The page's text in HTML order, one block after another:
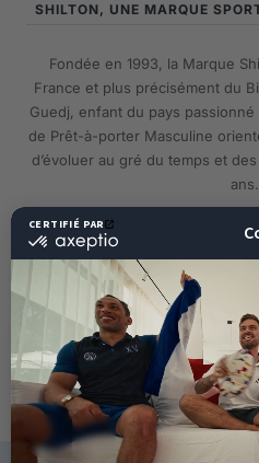
SHILTON, UNE MARQUE
Fondée en 1993, la Marque
France et plus précisément du
Guedj, enfant du pays
de Prêt-à-porter Masculine
d’évoluer au gré du temps et
ans.
EN
10%DE
SUR VOTRE